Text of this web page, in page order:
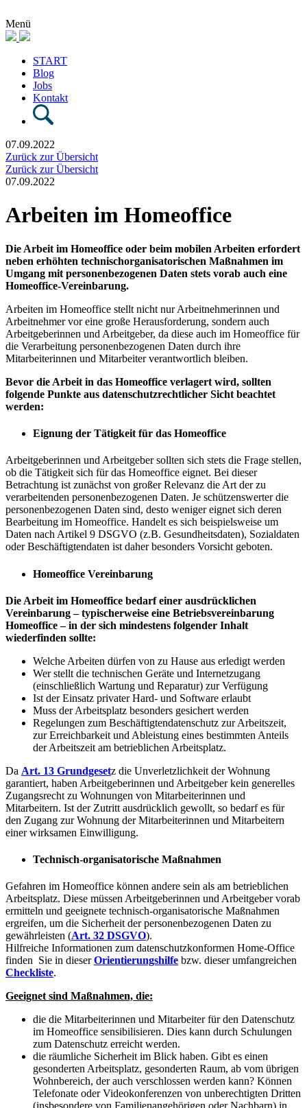
Menü
START
Blog
Jobs
Kontakt
07.09.2022
Zurück zur Übersicht
Zurück zur Übersicht
07.09.2022
Arbeiten im Homeoffice
Die Arbeit im Homeoffice oder beim mobilen Arbeiten erfordert
neben erhöhten technischorganisatorischen Maßnahmen im
Umgang mit personenbezogenen Daten stets vorab auch eine
Homeoffice-Vereinbarung.
Arbeiten im Homeoffice stellt nicht nur Arbeitnehmerinnen und
Arbeitnehmer vor eine große Herausforderung, sondern auch
Arbeitgeberinnen und Arbeitgeber, da diese auch im Homeoffice für
die Verarbeitung personenbezogenen Daten durch ihre
Mitarbeiterinnen und Mitarbeiter verantwortlich bleiben.
Bevor die Arbeit in das Homeoffice verlagert wird, sollten
folgende Punkte aus datenschutzrechtlicher Sicht beachtet
werden:
Eignung der Tätigkeit für das Homeoffice
Arbeitgeberinnen und Arbeitgeber sollten sich stets die Frage stellen,
ob die Tätigkeit sich für das Homeoffice eignet. Bei dieser
Betrachtung ist zunächst von großer Relevanz die Art der zu
verarbeitenden personenbezogenen Daten. Je schützenswerter die
personenbezogenen Daten sind, desto weniger eignet sich deren
Bearbeitung im Homeoffice. Handelt es sich beispielsweise um
Daten nach Artikel 9 DSGVO (z.B. Gesundheitsdaten), Sozialdaten
oder Beschäftigtendaten ist daher besonders Vorsicht geboten.
Homeoffice Vereinbarung
Die Arbeit im Homeoffice bedarf einer ausdrücklichen
Vereinbarung – typischerweise eine Betriebsvereinbarung
Homeoffice – in der sich mindestens folgender Inhalt
wiederfinden sollte:
Welche Arbeiten dürfen von zu Hause aus erledigt werden
Wer stellt die technischen Geräte und Internetzugang
(einschließlich Wartung und Reparatur) zur Verfügung
Ist der Einsatz privater Hard- und Software erlaubt
Muss der Arbeitsplatz besonders gesichert werden
Regelungen zum Beschäftigtendatenschutz zur Arbeitszeit,
zur Erreichbarkeit und Ableistung eines bestimmten Anteils
der Arbeitszeit am betrieblichen Arbeitsplatz.
Da Art. 13 Grundgesetz die Unverletzlichkeit der Wohnung
garantiert, haben Arbeitgeberinnen und Arbeitgeber kein generelles
Zugangsrecht zu Wohnungen von Mitarbeiterinnen und
Mitarbeitern. Ist der Zutritt ausdrücklich gewollt, so bedarf es für
den Zugang zur Wohnung der Mitarbeiterinnen und Mitarbeitern
einer wirksamen Einwilligung.
Technisch-organisatorische Maßnahmen
Gefahren im Homeoffice können andere sein als am betrieblichen
Arbeitsplatz. Diese müssen Arbeitgeberinnen und Arbeitgeber vorab
ermitteln und geeignete technisch-organisatorische Maßnahmen
ergreifen, um die Sicherheit der personenbezogenen Daten zu
gewährleisten (Art. 32 DSGVO).
Hilfreiche Informationen zum datenschutzkonformen Home-Office
finden Sie in dieserOrientierungshilfe bzw. dieser umfangreichen
Checkliste.
Geeignet sind Maßnahmen, die:
die die Mitarbeiterinnen und Mitarbeiter für den Datenschutz
im Homeoffice sensibilisieren. Dies kann durch Schulungen
zum Datenschutz erreicht werden.
die räumliche Sicherheit im Blick haben. Gibt es einen
gesonderten Arbeitsplatz, gesonderten Raum, ab vom übrigen
Wohnbereich, der auch verschlossen werden kann? Können
Telefonate oder Videokonferenzen von unberechtigten Dritten